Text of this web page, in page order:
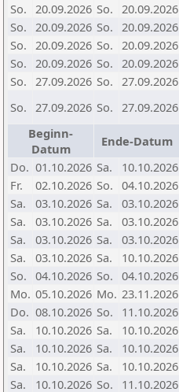
So. 20.09.2026 So. 20.09.2026
So. 20.09.2026 So. 20.09.2026
So. 20.09.2026 So. 20.09.2026
So. 20.09.2026 So. 20.09.2026
So. 27.09.2026 So. 27.09.2026
So. 27.09.2026 So. 27.09.2026
Beginn-
Datum
Ende-Datum
Do. 01.10.2026 Sa. 10.10.2026
Fr.
02.10.2026 So. 04.10.2026
Sa.
03.10.2026 Sa. 03.10.2026
Sa.
03.10.2026 Sa. 03.10.2026
Sa.
03.10.2026 Sa. 03.10.2026
Sa.
03.10.2026 Sa. 10.10.2026
So. 04.10.2026 So. 04.10.2026
Mo. 05.10.2026 Mo. 23.11.2026
Do. 08.10.2026 So. 11.10.2026
Sa.
10.10.2026 Sa. 10.10.2026
Sa.
10.10.2026 Sa. 10.10.2026
Sa.
10.10.2026 Sa. 10.10.2026
Sa.
10.10.2026 So. 11.10.2026